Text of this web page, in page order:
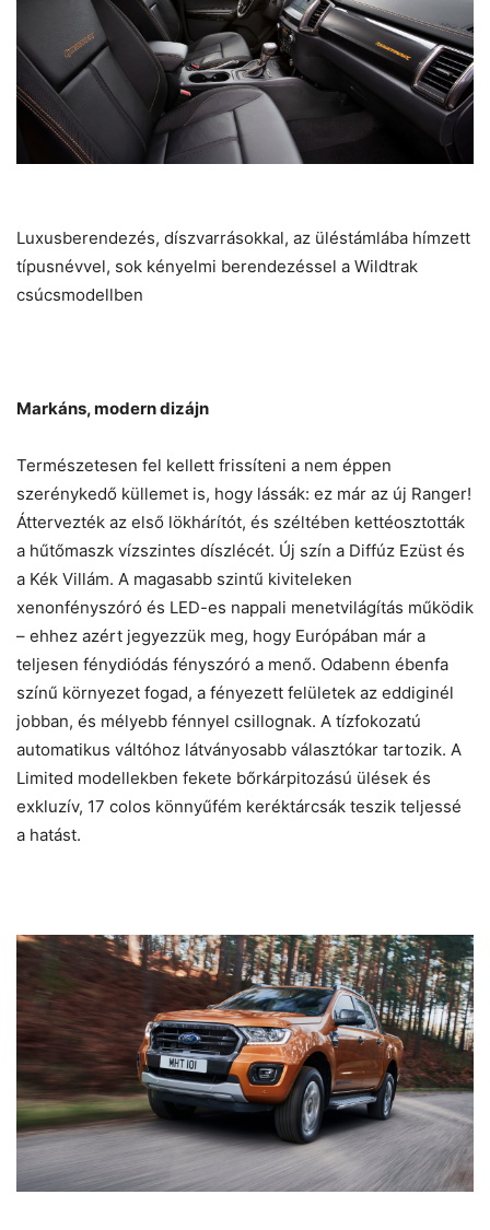
Luxusberendezés, díszvarrásokkal, az üléstámlába hímzett
típusnévvel, sok kényelmi berendezéssel a Wildtrak
csúcsmodellben
Markáns, modern dizájn
Természetesen fel kellett frissíteni a nem éppen
szerénykedő küllemet is, hogy lássák: ez már az új Ranger!
Áttervezték az első lökhárítót, és széltében kettéosztották
a hűtőmaszk vízszintes díszlécét. Új szín a Diffúz Ezüst és
a Kék Villám. A magasabb szintű kiviteleken
xenonfényszóró és LED-es nappali menetvilágítás működik
– ehhez azért jegyezzük meg, hogy Európában már a
teljesen fénydiódás fényszóró a menő. Odabenn ébenfa
színű környezet fogad, a fényezett felületek az eddiginél
jobban, és mélyebb fénnyel csillognak. A tízfokozatú
automatikus váltóhoz látványosabb választókar tartozik. A
Limited modellekben fekete bőrkárpitozású ülések és
exkluzív, 17 colos könnyűfém keréktárcsák teszik teljessé
a hatást.